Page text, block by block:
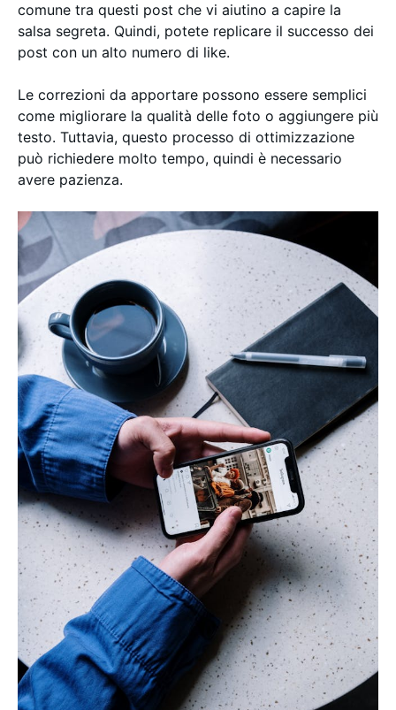
comune tra questi post che vi aiutino a capire la
salsa segreta. Quindi, potete replicare il successo dei
post con un alto numero di like.
Le correzioni da apportare possono essere semplici
come migliorare la qualità delle foto o aggiungere più
testo. Tuttavia, questo processo di ottimizzazione
può richiedere molto tempo, quindi è necessario
avere pazienza.